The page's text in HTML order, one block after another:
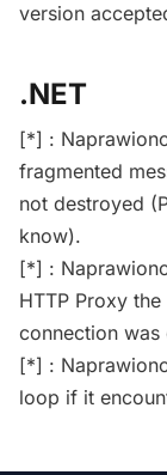
version
.NET
[*] :
fragmented
not destroyed
know).
[*] :
HTTP Proxy
connection was
[*] :
loop if it